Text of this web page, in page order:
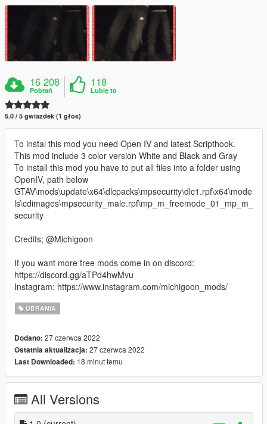
16 208
Pobrań
118
Lubię to
5.0 / 5 gwiazdek (1 głos)
To instal this mod you need Open IV and latest Scripthook.
This mod include 3 color version White and Black and Gray
To install this mod you have to put all files into a folder using
OpenIV, path below
GTAV\mods\update\x64\dlcpacks\mpsecurity\dlc1.rpf\x64\mode
ls\cdimages\mpsecurity_male.rpf\mp_m_freemode_01_mp_m_
security
Credits; @Michigoon
If you want more free mods come in on discord:
https://discord.gg/aTPd4hwMvu
Instagram: https://www.instagram.com/michigoon_mods/
UBRANIA
Dodano: 27 czerwca 2022
Ostatnia aktualizacja: 27 czerwca 2022
Last Downloaded: 18 minut temu
All Versions